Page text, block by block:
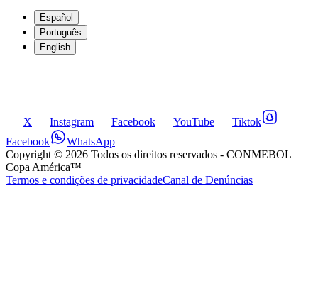
Español
Português
English
X Instagram Facebook YouTube
Tiktok
Facebook
WhatsApp
Copyright © 2026 Todos os direitos reservados - CONMEBOL
Copa América™
Termos e condições de privacidadeCanal de Denúncias